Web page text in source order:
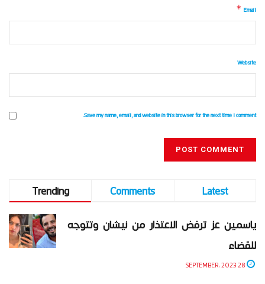
Email
*
Website
Save my name, email, and website in this browser for the next time I comment.
Trending Comments
Latest
ياسمين عز ترفض الاعتذار من نيشان وتتوجه
للقضاء